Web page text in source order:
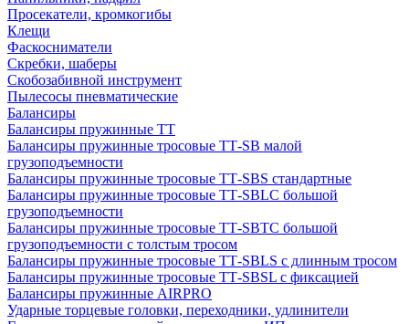
Просекатели, кромкогибы
Клещи
Фаскосниматели
Скребки, шаберы
Скобозабивной инструмент
Пылесосы пневматические
Балансиры
Балансиры пружинные TT
Балансиры пружинные тросовые ТТ-SB малой
грузоподъемности
Балансиры пружинные тросовые ТТ-SBS стандартные
Балансиры пружинные тросовые ТТ-SBLC большой
грузоподъемности
Балансиры пружинные тросовые ТТ-SBTC большой
грузоподъемности с толстым тросом
Балансиры пружинные тросовые ТТ-SBLS с длинным тросом
Балансиры пружинные тросовые ТТ-SBSL с фиксацией
Балансиры пружинные AIRPRO
Ударные торцевые головки, переходники, удлинители